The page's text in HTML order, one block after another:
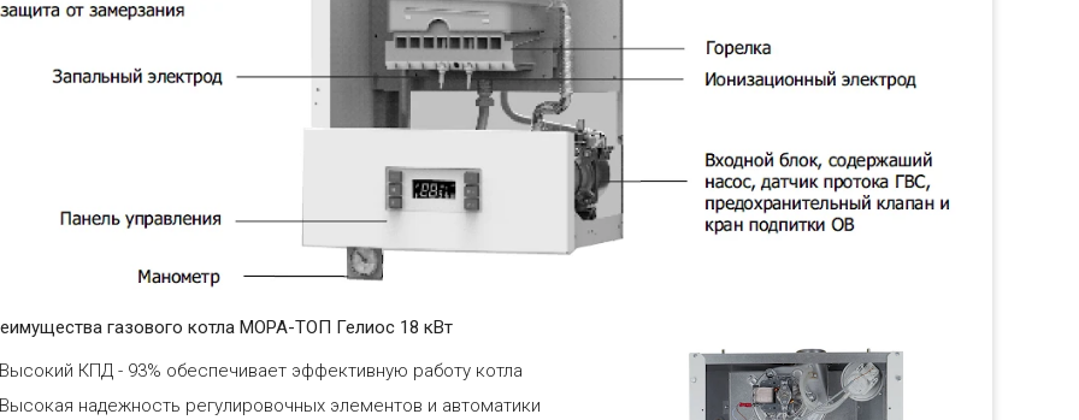
газового котла МОРА-ТОП Гелиос 18 кВт
Высокий КПД - 93% обеспечивает эффективную работу котла
Высокая надежность регулировочных элементов и автоматики